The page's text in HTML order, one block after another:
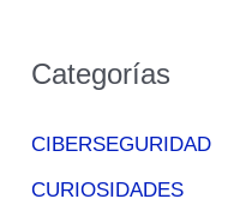
Categorías
CIBERSEGURIDAD
CURIOSIDADES